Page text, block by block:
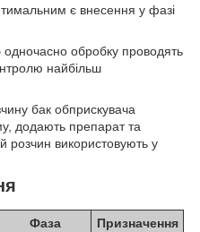
є внесення у фазі
одночасно обробку проводять
найбільш
бак обприскувача
додають препарат та
розчин використовують у
Фаза
Призначення